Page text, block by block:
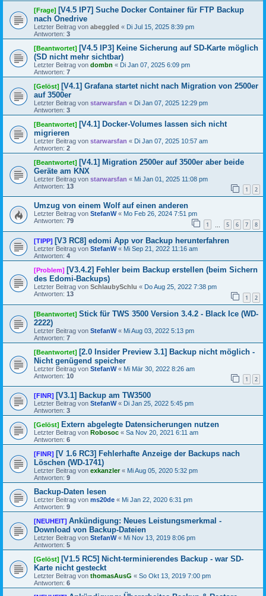
[Frage] [V4.5 IP7] Suche Docker Container für FTP Backup
nach Onedrive
Letzter Beitrag von abeggled « Di Jul 15, 2025 8:39 pm
Antworten: 3
[Beantwortet] [V4.5 IP3] Keine Sicherung auf SD-Karte möglich
(SD nicht mehr sichtbar)
Letzter Beitrag von dombn « Di Jan 07, 2025 6:09 pm
Antworten: 7
[Gelöst] [V4.1] Grafana startet nicht nach Migration von 2500er
auf 3500er
Letzter Beitrag von starwarsfan « Di Jan 07, 2025 12:29 pm
Antworten: 3
[Beantwortet] [V4.1] Docker-Volumes lassen sich nicht
migrieren
Letzter Beitrag von starwarsfan « Di Jan 07, 2025 10:57 am
Antworten: 2
[Beantwortet] [V4.1] Migration 2500er auf 3500er aber beide
Geräte am KNX
Letzter Beitrag von starwarsfan « Mi Jan 01, 2025 11:08 pm
Antworten: 13 1 2
Umzug von einem Wolf auf einen anderen
Letzter Beitrag von StefanW« Mo Feb 26, 2024 7:51 pm
Antworten: 79 1 5 6 7 8
[TIPP] [V3 RC8] edomi App vor Backup herunterfahren
Letzter Beitrag von StefanW« Mi Sep 21, 2022 11:16 am
Antworten: 4
[Problem] [V3.4.2] Fehler beim Backup erstellen (beim Sichern
des Edomi-Backups)
Letzter Beitrag von SchlaubySchlu « Do Aug 25, 2022 7:38 pm
Antworten: 13 1 2
[Beantwortet] Stick für TWS 3500 Version 3.4.2 - Black Ice (WD-
2222)
Letzter Beitrag von StefanW« Mi Aug 03, 2022 5:13 pm
Antworten: 7
[Beantwortet] [2.0 Insider Preview 3.1] Backup nicht möglich -
Nicht genügend speicher
Letzter Beitrag von StefanW« Mi Mär 30, 2022 8:26 am
Antworten: 10 1 2
[FINR] [V3.1] Backup am TW3500
Letzter Beitrag von StefanW« Di Jan 25, 2022 5:45 pm
Antworten: 3
[Gelöst] Extern abgelegte Datensicherungen nutzen
Letzter Beitrag von Robosoc « Sa Nov 20, 2021 6:11 am
Antworten: 6
[FINR] [V 1.6 RC3] Fehlerhafte Anzeige der Backups nach
Löschen (WD-1741)
Letzter Beitrag von exkanzler« Mi Aug 05, 2020 5:32 pm
Antworten: 9
Backup-Daten lesen
Letzter Beitrag von ms20de « Mi Jan 22, 2020 6:31 pm
Antworten: 9
[NEUHEIT] Ankündigung: Neues Leistungsmerkmal -
Download von Backup-Dateien
Letzter Beitrag von StefanW« Mi Nov 13, 2019 8:06 pm
Antworten: 5
[Gelöst] [V1.5 RC5] Nicht-terminierendes Backup - war SD-
Karte nicht gesteckt
Letzter Beitrag von thomasAusG « So Okt 13, 2019 7:00 pm
Antworten: 6